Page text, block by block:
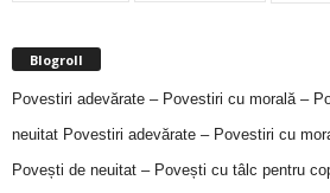
Blogroll
Povestiri adevărate – Povestiri cu morală –
neuitat Povestiri adevărate – Povestiri cu
Povești de neuitat – Povești cu tâlc pentru